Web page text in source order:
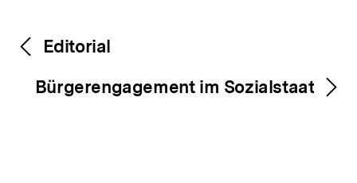
Inhaltsnavigation
Inhaltsnavigation
Editorial
Bürgerengagement im Sozialstaat